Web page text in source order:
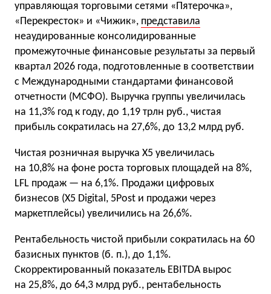
управляющая торговыми сетями «Пятерочка»,
«Перекресток» и «Чижик», представила
неаудированные консолидированные
промежуточные финансовые результаты за первый
квартал 2026 года, подготовленные в соответствии
с Международными стандартами финансовой
отчетности (МСФО). Выручка группы увеличилась
на 11,3% год к году, до 1,19 трлн руб., чистая
прибыль сократилась на 27,6%, до 13,2 млрд руб.
Чистая розничная выручка Х5 увеличилась
на 10,8% на фоне роста торговых площадей на 8%,
LFL продаж — на 6,1%. Продажи цифровых
бизнесов (X5 Digital, 5Post и продажи через
маркетплейсы) увеличились на 26,6%.
Рентабельность чистой прибыли сократилась на 60
базисных пунктов (б. п.), до 1,1%.
Скорректированный показатель EBITDA вырос
на 25,8%, до 64,3 млрд руб., рентабельность